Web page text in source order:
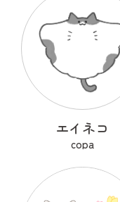
エイネコ
copa